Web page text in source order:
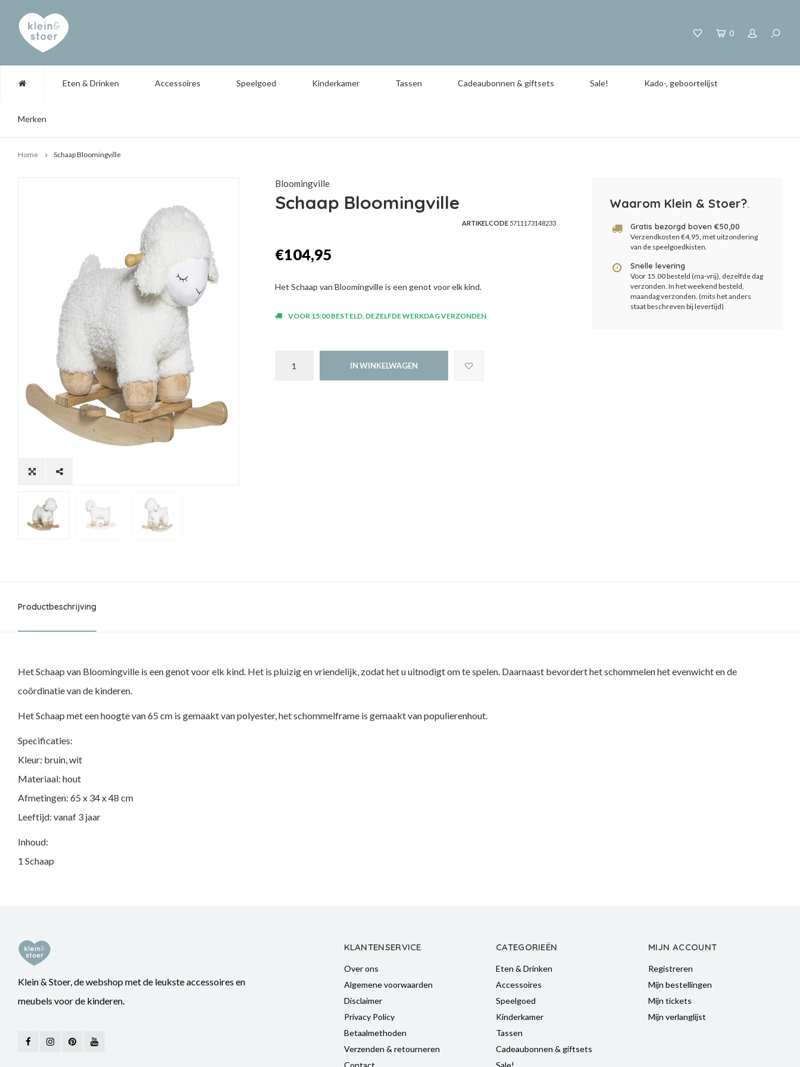
0
Eten & Drinken Accessoires Speelgoed Kinderkamer Tassen Cadeaubonnen & giftsets Sale! Kado-, geboortelijst
Merken
Home Schaap Bloomingville
Bloomingville
Schaap Bloomingville
ARTIKELCODE5711173148233
€104,95
Het Schaap van Bloomingville is een genot voor elk kind.
VOOR 15:00 BESTELD, DEZELFDE WERKDAG VERZONDEN
IN WINKELWAGEN
Waarom Klein & Stoer?.
Gratis bezorgd boven €50,00
Verzendkosten €4,95, met uitzondering
van de speelgoedkisten.
Snelle levering
Voor 15.00 besteld (ma-vrij), dezelfde dag
verzonden. In het weekend besteld,
maandag verzonden. (mits het anders
staat beschreven bij levertijd)
Productbeschrijving
Het Schaap van Bloomingville is een genot voor elk kind. Het is pluizig en vriendelijk, zodat het u uitnodigt om te spelen. Daarnaast bevordert het schommelen het evenwicht en de
coördinatie van de kinderen.
Het Schaap met een hoogte van 65 cm is gemaakt van polyester, het schommelframe is gemaakt van populierenhout.
Specificaties:
Kleur: bruin, wit
Materiaal: hout
Afmetingen: 65 x 34 x 48 cm
Leeftijd: vanaf 3 jaar
Inhoud:
1 Schaap
Klein & Stoer, de webshop met de leukste accessoires en
meubels voor de kinderen.
KLANTENSERVICE
Over ons
Algemene voorwaarden
Disclaimer
Privacy Policy
Betaalmethoden
Verzenden & retourneren
Contact
CATEGORIEËN
Eten & Drinken
Accessoires
Speelgoed
Kinderkamer
Tassen
Cadeaubonnen & giftsets
Sale!
MIJN ACCOUNT
Registreren
Mijn bestellingen
Mijn tickets
Mijn verlanglijst